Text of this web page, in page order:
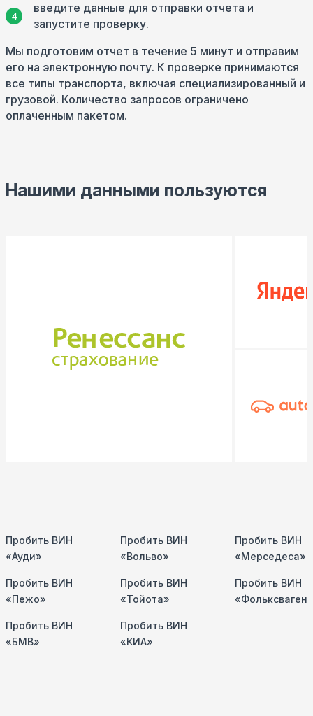
введите данные для отправки отчета и
запустите проверку.
Мы подготовим отчет в течение 5 минут и отправим
его на электронную почту. К проверке принимаются
все типы транспорта, включая специализированный и
грузовой. Количество запросов ограничено
оплаченным пакетом.
Нашими данными пользуются
Пробить ВИН
«Ауди»
Пробить ВИН
«Вольво»
Пробить ВИН
«Мерседеса»
Пробить ВИН
«Пежо»
Пробить ВИН
«Тойота»
Пробить ВИН
Пробить ВИН
«БМВ»
Пробить ВИН
«КИА»